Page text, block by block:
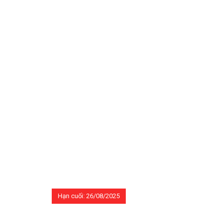
Hạn cuối: 26/08/2025